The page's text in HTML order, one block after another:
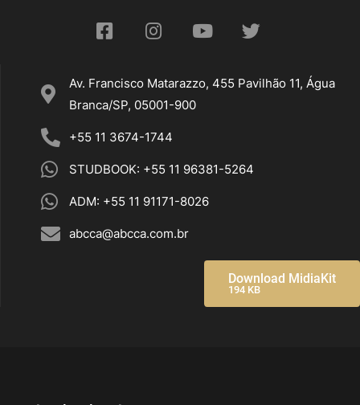
Av. Francisco Matarazzo, 455 Pavilhão 11, Água
Branca/SP, 05001-900
+55 11 3674-1744
STUDBOOK: +55 11 96381-5264
ADM: +55 11 91171-8026
abcca@abcca.com.br
Download MidiaKit
194 KB